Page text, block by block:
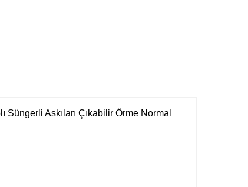
Askıları Çıkabilir Örme Normal